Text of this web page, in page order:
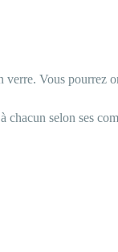
Vous pourrez
chacun selon ses